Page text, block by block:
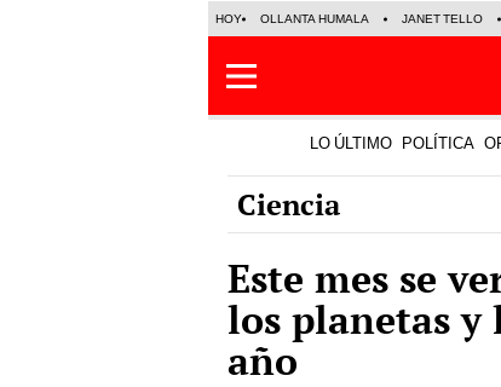
HOY OLLANTA HUMALA JANET TELLO
LO ÚLTIMO POLÍTICA
Ciencia
Este mes se
los planetas
año